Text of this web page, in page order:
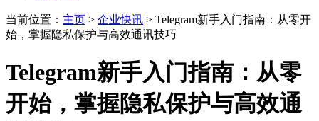
当前位置： 主页 > 企业快讯 > Telegram新手入门指南：从零开
始，掌握隐私保护与高效通讯技巧
Telegram新手入门指南：从零
开始，掌握隐私保护与高效通